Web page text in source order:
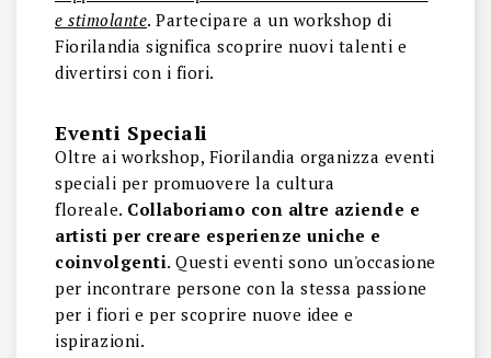
e stimolante. Partecipare a un workshop di
Fiorilandia significa scoprire nuovi talenti e
divertirsi con i fiori.
Eventi Speciali
Oltre ai workshop, Fiorilandia organizza eventi
speciali per promuovere la cultura
floreale. Collaboriamo con altre aziende e
artisti per creare esperienze uniche e
coinvolgenti. Questi eventi sono un'occasione
per incontrare persone con la stessa passione
per i fiori e per scoprire nuove idee e
ispirazioni.